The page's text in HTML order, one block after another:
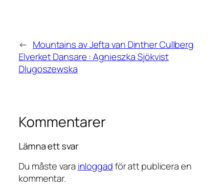
← Mountains av Jefta van Dinther Cullberg
Elverket Dansare : Agnieszka Sjökvist
Dlugoszewska
Kommentarer
Lämna ett svar
Du måste vara inloggadför att publicera en
kommentar.